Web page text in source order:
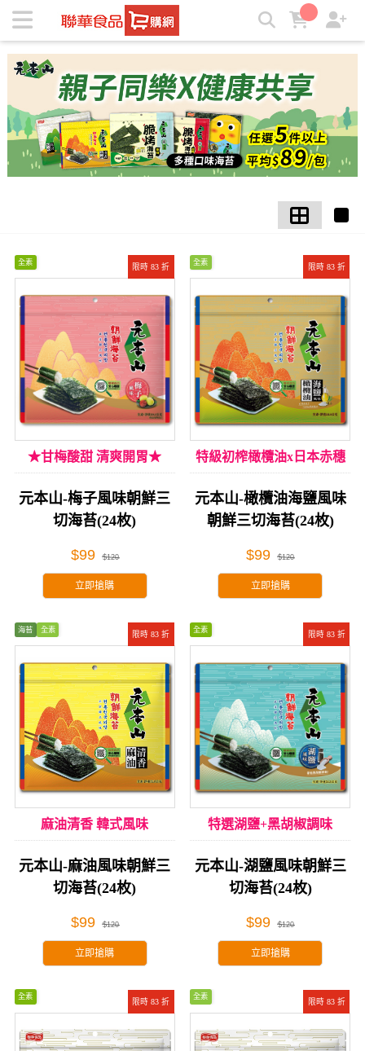
【元本山】海苔系列5包以上 每包$89 | ★聯華食品e購網★
限時 83 折
全素
★甘梅酸甜 清爽開胃★
元本山-梅子風味朝鮮三
切海苔(24枚)
$99 $120
立即搶購
限時 83 折
全素
特級初榨橄欖油x日本赤穗
海鹽
元本山-橄欖油海鹽風味​
朝鮮三切海苔(24枚)
$99 $120
立即搶購
限時 83 折
海苔 全素
麻油清香 韓式風味
元本山-麻油風味朝鮮三
切海苔(24枚)
$99 $120
立即搶購
限時 83 折
全素
特選湖鹽+黑胡椒調味
元本山-湖鹽風味朝鮮三
切海苔(24枚)
$99 $120
立即搶購
限時 83 折
全素
限時 83 折
全素